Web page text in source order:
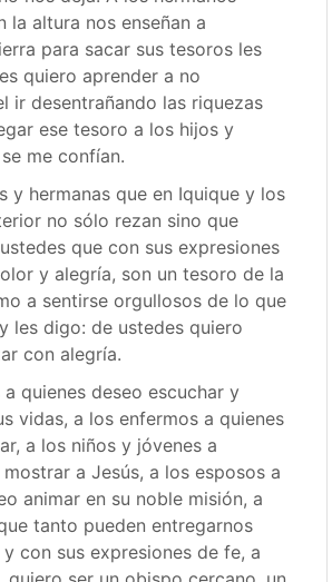
la altura nos enseñan a
para sacar sus tesoros les
quiero aprender a no
ir desentrañando las riquezas
ese tesoro a los hijos y
me confían.
y hermanas que en Iquique y los
no sólo rezan sino que
que con sus expresiones
y alegría, son un tesoro de la
a sentirse orgullosos de lo que
les digo: de ustedes quiero
con alegría.
quienes deseo escuchar y
vidas, a los enfermos a quienes
a los niños y jóvenes a
a Jesús, a los esposos a
animar en su noble misión, a
tanto pueden entregarnos
con sus expresiones de fe, a